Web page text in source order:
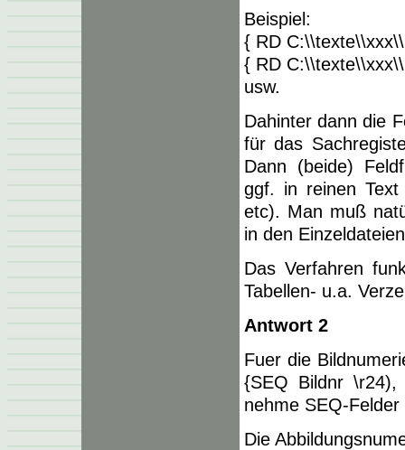
Beispiel:
{ RD
{ RD
usw.
Dahinter dann die
für das
Dann (beide)
ggf. in reinen Text
etc). Man muß
in den
Das Verfahren
Tabellen- u.a.
Antwort 2
Fuer die
{SEQ Bildnr
nehme SEQ-
Die